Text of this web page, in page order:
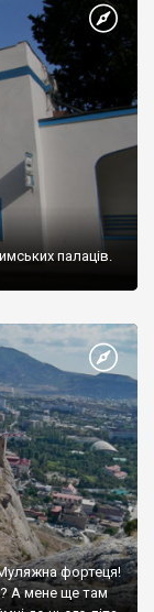
палаців.
фортеця!
А мене ще там